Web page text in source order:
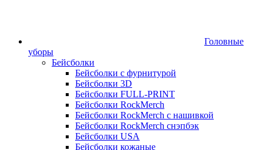
Головные
уборы
Бейсболки
Бейсболки с фурнитурой
Бейсболки 3D
Бейсболки FULL-PRINT
Бейсболки RockMerch
Бейсболки RockMerch с нашивкой
Бейсболки RockMerch снэпбэк
Бейсболки USA
Бейсболки кожаные